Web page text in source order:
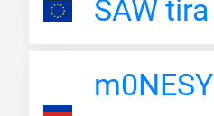
SAW